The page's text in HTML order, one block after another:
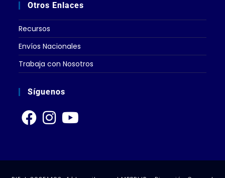
Otros Enlaces
Recursos
Envíos Nacionales
Trabaja con Nosotros
Síguenos